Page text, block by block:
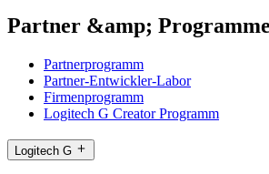
Partner &amp; Programme
Partnerprogramm
Partner-Entwickler-Labor
Firmenprogramm
Logitech G Creator Programm
Logitech G